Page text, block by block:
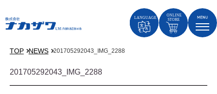
TOP NEWS 201705292043_IMG_2288
201705292043_IMG_2288